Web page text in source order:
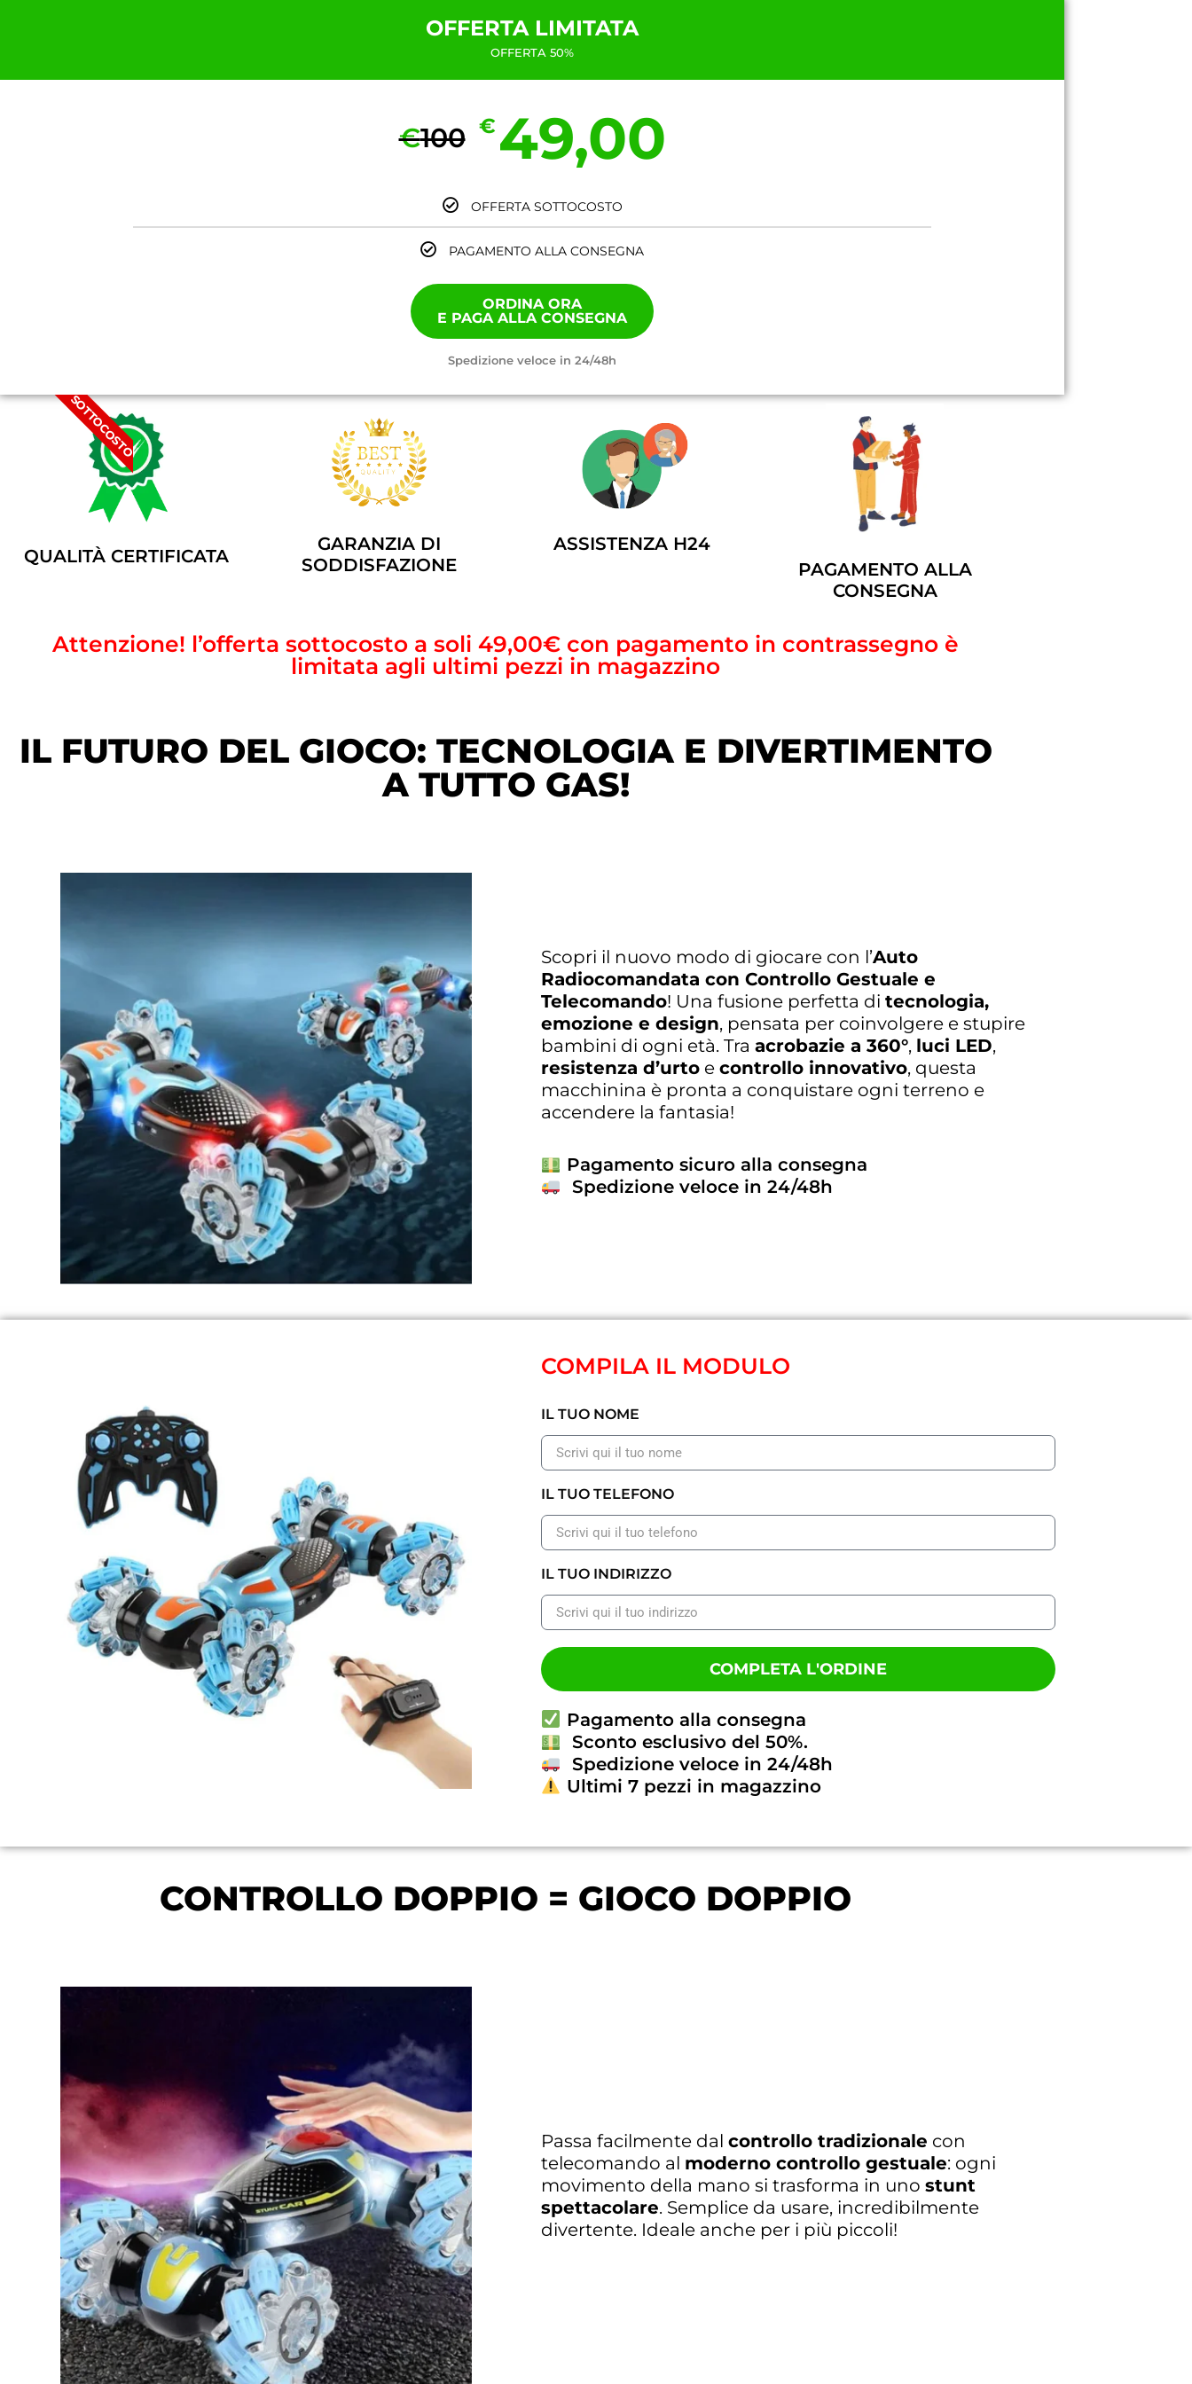
OFFERTA LIMITATA
OFFERTA 50%
€100 € 49,00
OFFERTA SOTTOCOSTO
PAGAMENTO ALLA CONSEGNA
ORDINA ORA
E PAGA ALLA CONSEGNA
Spedizione veloce in 24/48h
SOTTOCOSTO
QUALITÀ CERTIFICATA
GARANZIA DI
SODDISFAZIONE
ASSISTENZA H24
PAGAMENTO ALLA
CONSEGNA
Attenzione! l’offerta sottocosto a soli 49,00€ con pagamento in contrassegno è
limitata agli ultimi pezzi in magazzino
IL FUTURO DEL GIOCO: TECNOLOGIA E DIVERTIMENTO
A TUTTO GAS!
Scopri il nuovo modo di giocare con l’Auto
Radiocomandata con Controllo Gestuale e
Telecomando! Una fusione perfetta di tecnologia,
emozione e design, pensata per coinvolgere e stupire
bambini di ogni età. Tra acrobazie a 360°, luci LED,
resistenza d’urto e controllo innovativo, questa
macchinina è pronta a conquistare ogni terreno e
accendere la fantasia!
Pagamento sicuro alla consegna
Spedizione veloce in 24/48h
COMPILA IL MODULO
IL TUO NOME
IL TUO TELEFONO
IL TUO INDIRIZZO
COMPLETA L'ORDINE
Pagamento alla consegna
Sconto esclusivo del 50%.
Spedizione veloce in 24/48h
Ultimi 7 pezzi in magazzino
CONTROLLO DOPPIO = GIOCO DOPPIO
Passa facilmente dal controllo tradizionale con
telecomando al moderno controllo gestuale: ogni
movimento della mano si trasforma in uno stunt
spettacolare. Semplice da usare, incredibilmente
divertente. Ideale anche per i più piccoli!